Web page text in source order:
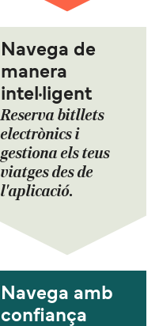
Navega de
manera
intel·ligent
Reserva bitllets
electrònics i
gestiona els teus
viatges des de
l'aplicació.
Navega amb
confiança